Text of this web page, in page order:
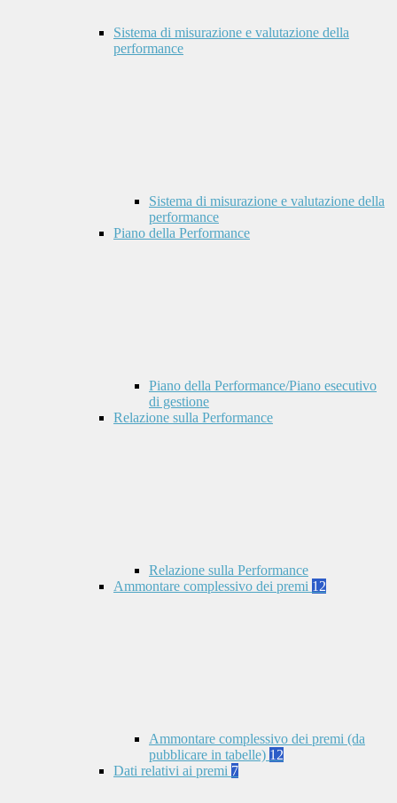
Sistema di misurazione e valutazione della
performance
Sistema di misurazione e valutazione della
performance
Piano della Performance
Piano della Performance/Piano esecutivo
di gestione
Relazione sulla Performance
Relazione sulla Performance
Ammontare complessivo dei premi 12
Ammontare complessivo dei premi (da
pubblicare in tabelle) 12
Dati relativi ai premi 7